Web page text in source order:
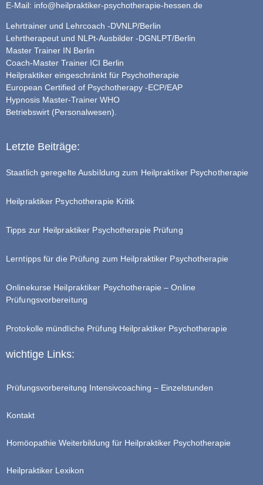
E-Mail: info@heilpraktiker-psychotherapie-hessen.de
Lehrtrainer und Lehrcoach -DVNLP/Berlin
Lehrtherapeut und NLPt-Ausbilder -DGNLPT/Berlin
Master Trainer IN Berlin
Coach-Master Trainer ICI Berlin
Heilpraktiker eingeschränkt für Psychotherapie
European Certified of Psychotherapy -ECP/EAP
Hypnosis Master-Trainer WHO
Betriebswirt (Personalwesen).
Letzte Beiträge:
Staatlich geregelte Ausbildung zum Heilpraktiker Psychotherapie
Heilpraktiker Psychotherapie Kritik
Tipps zur Heilpraktiker Psychotherapie Prüfung
Lerntipps für die Prüfung zum Heilpraktiker Psychotherapie
Onlinekurse Heilpraktiker Psychotherapie – Online
Prüfungsvorbereitung
Protokolle mündliche Prüfung Heilpraktiker Psychotherapie
wichtige Links:
Prüfungsvorbereitung Intensivcoaching – Einzelstunden
Kontakt
Homöopathie Weiterbildung für Heilpraktiker Psychotherapie
Heilpraktiker Lexikon